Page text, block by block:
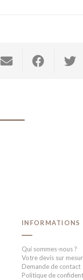
INFORMATIONS
Qui sommes-nous ?
Votre devis sur
Demande de contact
Politique de